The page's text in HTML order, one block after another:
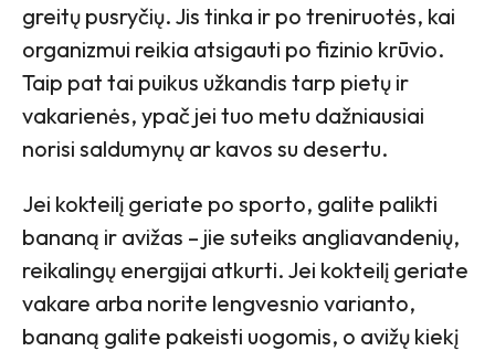
greitų pusryčių. Jis tinka ir po treniruotės, kai
organizmui reikia atsigauti po fizinio krūvio.
Taip pat tai puikus užkandis tarp pietų ir
vakarienės, ypač jei tuo metu dažniausiai
norisi saldumynų ar kavos su desertu.
Jei kokteilį geriate po sporto, galite palikti
bananą ir avižas – jie suteiks angliavandenių,
reikalingų energijai atkurti. Jei kokteilį geriate
vakare arba norite lengvesnio varianto,
bananą galite pakeisti uogomis, o avižų kiekį